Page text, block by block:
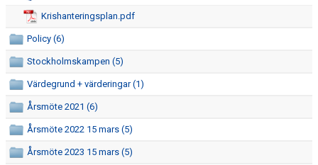
BOKNING
Krishanteringsplan.pdf
Policy (6)
Stockholmskampen (5)
Värdegrund + värderingar (1)
Årsmöte 2021 (6)
Årsmöte 2022 15 mars (5)
Årsmöte 2023 15 mars (5)